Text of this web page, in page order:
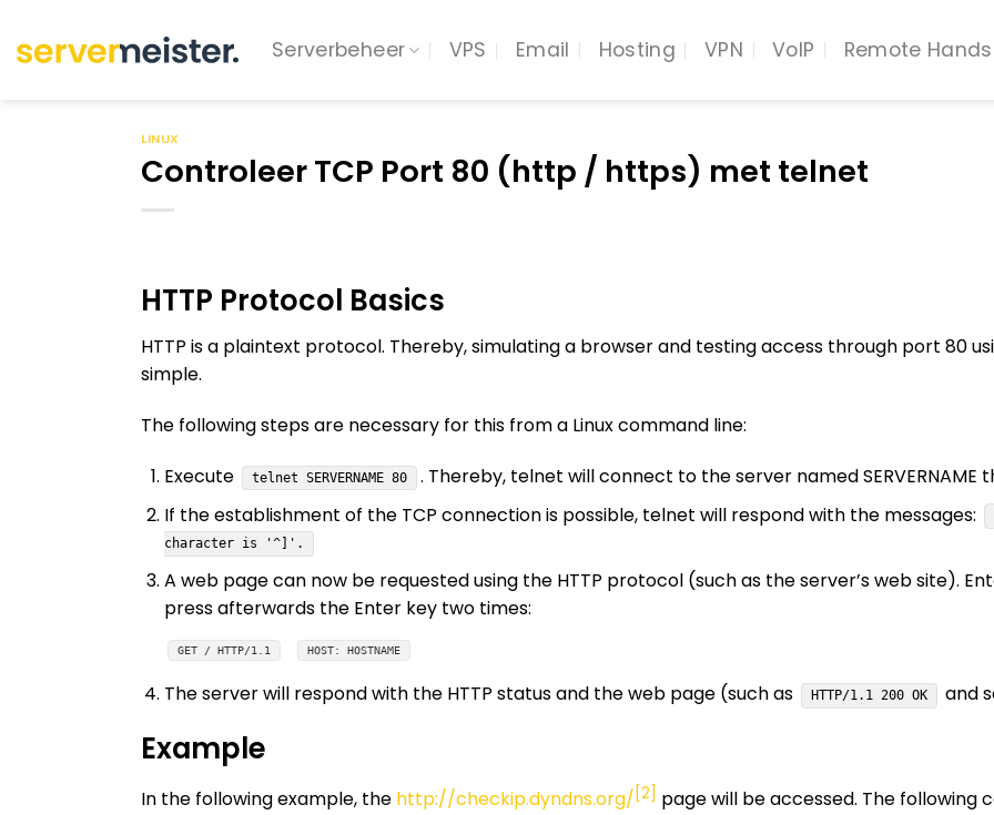
naar
inhoud
Serverbeheer VPS Email Hosting VPN VoIP Remote Hands
LINUX
Controleer TCP Port 80 (http / https) met telnet
HTTP Protocol Basics
HTTP is a plaintext protocol. Thereby, simulating a browser and testing access through port 80
simple.
The following steps are necessary for this from a Linux command line:
Execute
telnet SERVERNAME 80
. Thereby, telnet will connect to the server named SERVERNAME
If the establishment of the TCP connection is possible, telnet will respond with the messages:
character is '^]'.
A web page can now be requested using the HTTP protocol (such as the server’s web site).
press afterwards the Enter key two times:
GET / HTTP/1.1 HOST: HOSTNAME
The server will respond with the HTTP status and the web page (such as HTTP/1.1 200 OK and
Example
In the following example, the http://checkip.dyndns.org/ [2] page will be accessed. The following